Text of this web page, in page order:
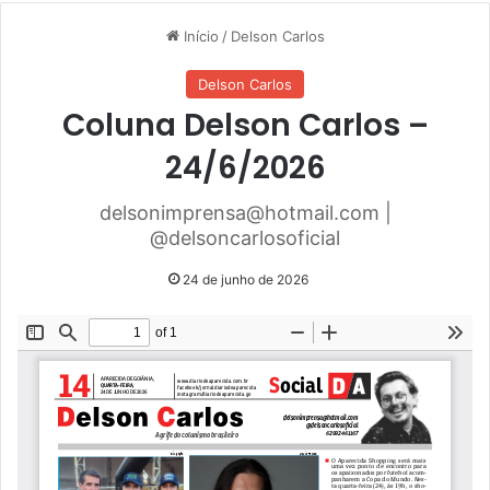
Início / Delson Carlos
Delson Carlos
Coluna Delson Carlos –
24/6/2026
delsonimprensa@hotmail.com |
@delsoncarlosoficial
24 de junho de 2026